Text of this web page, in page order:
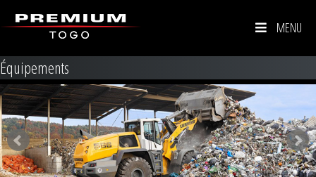
MENU
Équipements